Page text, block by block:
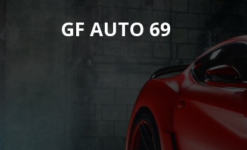
GF AUTO 69